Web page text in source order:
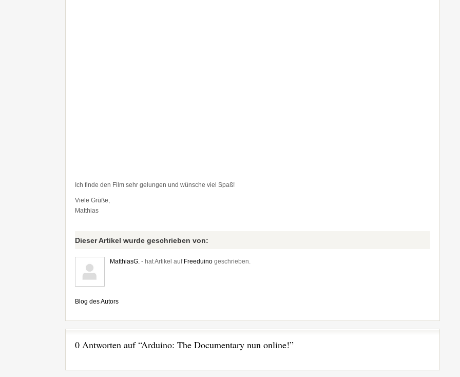
Ich finde den Film sehr gelungen und wünsche viel Spaß!
Viele Grüße,
Matthias
Dieser Artikel wurde geschrieben von:
MatthiasG. - hat Artikel auf Freeduino geschrieben.
Blog des Autors
0 Antworten auf “Arduino: The Documentary nun online!”